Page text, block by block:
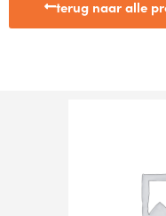
terug naar alle